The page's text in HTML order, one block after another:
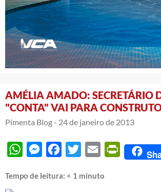
AMÉLIA AMADO: SECRETÁRIO
"CONTA" VAI PARA
Pimenta Blog - 24 de janeiro de 2013
WhatsAppMessengerFacebook
Twitter Email
Tempo de leitura: < 1 minuto